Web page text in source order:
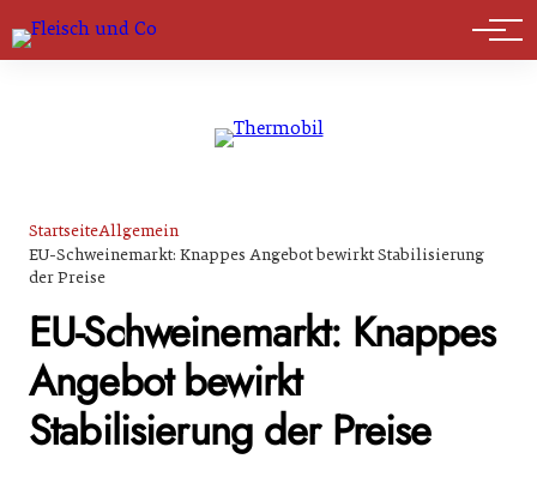
Marktführer
StartseiteAllgemein
EU-Schweinemarkt: Knappes Angebot bewirkt Stabilisierung
der Preise
EU-Schweinemarkt: Knappes
Angebot bewirkt
Stabilisierung der Preise